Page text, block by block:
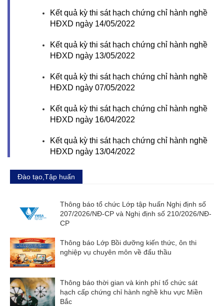
Kết quả kỳ thi sát hạch chứng chỉ hành nghề
HĐXD ngày 14/05/2022
Kết quả kỳ thi sát hạch chứng chỉ hành nghề
HĐXD ngày 13/05/2022
Kết quả kỳ thi sát hạch chứng chỉ hành nghề
HĐXD ngày 07/05/2022
Kết quả kỳ thi sát hạch chứng chỉ hành nghề
HĐXD ngày 16/04/2022
Kết quả kỳ thi sát hạch chứng chỉ hành nghề
HĐXD ngày 13/04/2022
Đào tạo,Tập huấn
Thông báo tổ chức Lớp tập huấn Nghị định số
207/2026/NĐ-CP và Nghị định số 210/2026/NĐ-
CP
Thông báo Lớp Bồi dưỡng kiến thức, ôn thi
nghiệp vụ chuyên môn về đấu thầu
Thông báo thời gian và kinh phí tổ chức sát
hạch cấp chứng chỉ hành nghề khu vực Miền
Bắc